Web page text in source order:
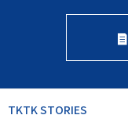
TKTK STORIES